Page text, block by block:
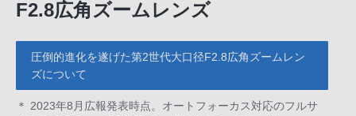
F2.8広角ズームレンズ
圧倒的進化を遂げた第2世代大口径F2.8広角ズームレン
ズについて
＊ 2023年8月広報発表時点。オートフォーカス対応のフルサ